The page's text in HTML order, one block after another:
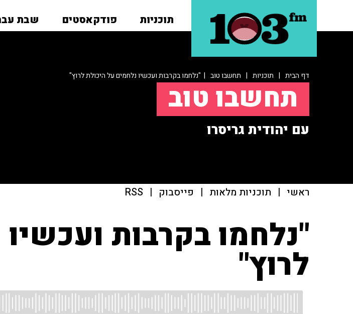
תוכניות פודקאסטים שבת
דף הבית | תוכניות | תחשבו טוב | "נלחמו בקרבות ועכשיו נלחמים על היכולת לרוץ"
תחשבו טוב
עם יהודית גריסרו
ראשי | תוכניות מלאות | פייסבוק |
RSS
"נלחמו בקרבות
לרוץ"